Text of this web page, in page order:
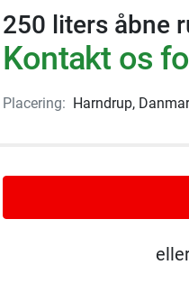
250 liters åbne
Kontakt os
Placering: Harndrup,